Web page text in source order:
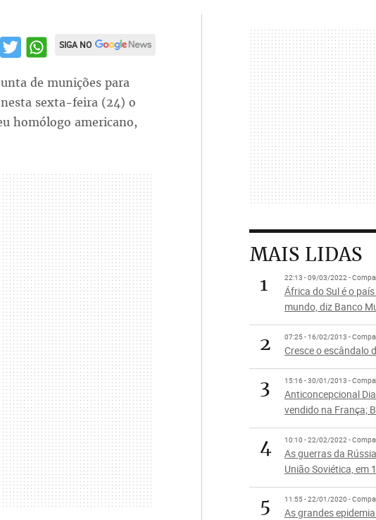
SIGA NO
de munições para
sexta-feira (24) o
homólogo americano,
MAIS LIDAS
1
22:13 - 09/03/2022 -
África do Sul é o
mundo, diz Banco
2 07:25 - 16/02/2013 -
Cresce o escândalo
3 15:16 - 30/01/2013 -
Anticoncepcional
vendido na França;
4 10:10 - 22/02/2022 -
As guerras da
União Soviética, em
5 11:55 - 22/01/2020 -
As grandes